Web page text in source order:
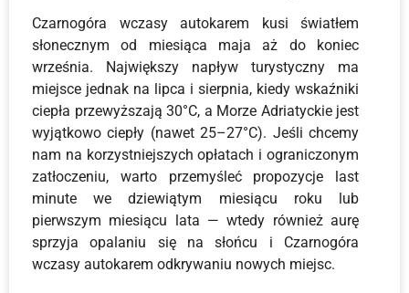
Czarnogóra wczasy autokarem kusi światłem
słonecznym od miesiąca maja aż do koniec
września. Największy napływ turystyczny ma
miejsce jednak na lipca i sierpnia, kiedy wskaźniki
ciepła przewyższają 30°C, a Morze Adriatyckie jest
wyjątkowo ciepły (nawet 25–27°C). Jeśli chcemy
nam na korzystniejszych opłatach i ograniczonym
zatłoczeniu, warto przemyśleć propozycje last
minute we dziewiątym miesiącu roku lub
pierwszym miesiącu lata — wtedy również aurę
sprzyja opalaniu się na słońcu i Czarnogóra
wczasy autokarem odkrywaniu nowych miejsc.